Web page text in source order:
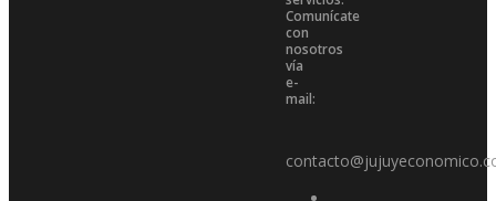
Comunícate
con
nosotros
vía
e-
mail: